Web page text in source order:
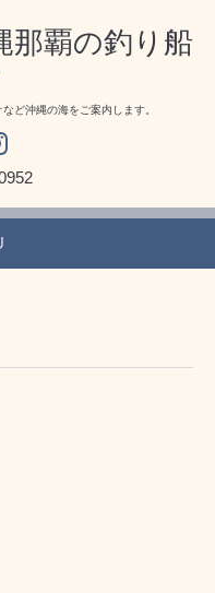
那覇の釣り船
ど沖縄の海をご案内します。